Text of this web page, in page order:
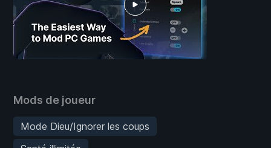
Mods de joueur
Mode Dieu/Ignorer les coups